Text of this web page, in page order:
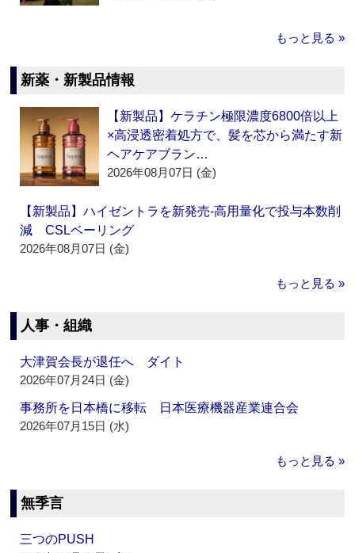
もっと見る »
新薬・新製品情報
【新製品】ケラチン極限濃度6800倍以上
×高浸透密着処方で、髪を芯から満たす新
ヘアケアブラン…
2026年08月07日 (金)
【新製品】ハイゼントラを新発売‐高用量化で投与本数削
減 CSLベーリング
2026年08月07日 (金)
もっと見る »
人事・組織
大津賀会長が退任へ ダイト
2026年07月24日 (金)
事務所を日本橋に移転 日本医療機器産業連合会
2026年07月15日 (水)
もっと見る »
無季言
三つのPUSH